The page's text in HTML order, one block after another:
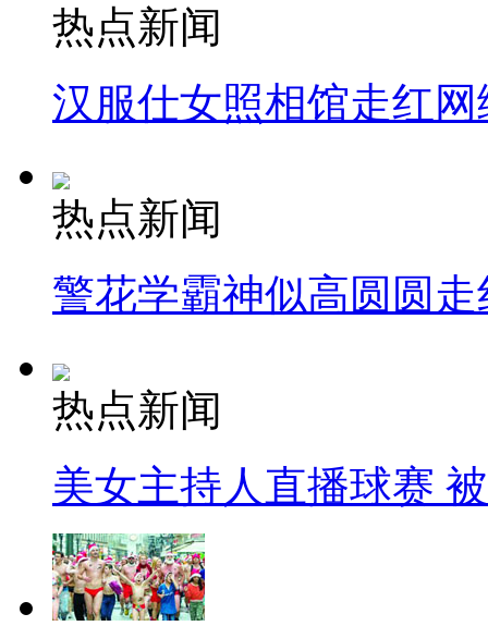
热点新闻
汉服仕女照相馆走红网
热点新闻
警花学霸神似高圆圆走
热点新闻
美女主持人直播球赛